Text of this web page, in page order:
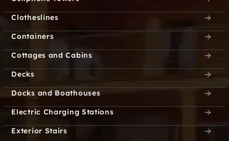
Clotheslines
Containers
Cottages and Cabins
Decks
Docks and Boathouses
Electric Charging Stations
Exterior Stairs